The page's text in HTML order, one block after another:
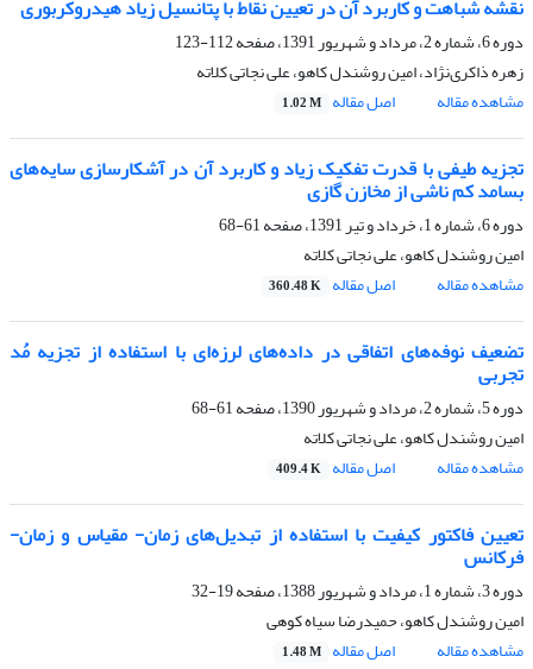
نقشه شباهت و کاربرد آن در تعیین نقاط با پتانسیل زیاد هیدروکربوری
دوره 6، شماره 2، مرداد و شهریور 1391، صفحه
112-123
زهره ذاکری‌‌نژاد، امین روشندل کاهو، علی نجاتی کلاته
مشاهده مقاله
اصل مقاله 1.02 M
تجزیه طیفی با قدرت تفکیک زیاد و کاربرد آن در آشکارسازی سایه‌های
بسامد‌‌ کم ناشی از مخازن گازی
دوره 6، شماره 1، خرداد و تیر 1391، صفحه
61-68
امین روشندل کاهو، علی نجاتی کلاته
مشاهده مقاله
اصل مقاله 360.48 K
تضعیف نوفه‌های اتفاقی در داده‌های لرزه‌ای با استفاده از تجزیه مُد
تجربی
دوره 5، شماره 2، مرداد و شهریور 1390، صفحه
61-68
امین روشندل کاهو، علی نجاتی کلاته
مشاهده مقاله
اصل مقاله 409.4 K
تعیین فاکتور کیفیت با استفاده از تبدیل‌های زمان- مقیاس و زمان-
فرکانس
دوره 3، شماره 1، مرداد و شهریور 1388، صفحه
19-32
امین روشندل کاهو، حمیدرضا سیاه کوهی
مشاهده مقاله
اصل مقاله 1.48 M